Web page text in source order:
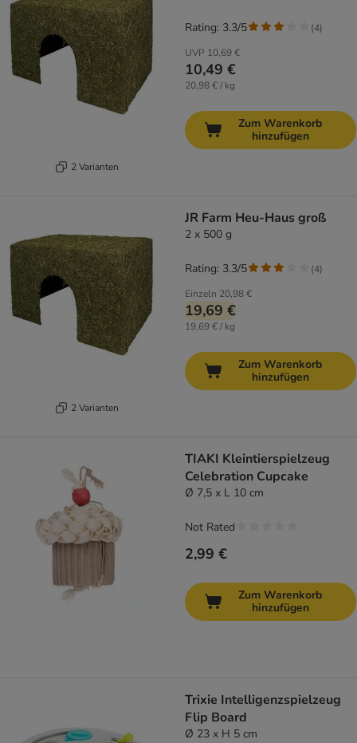
2 Varianten
UVP 10,69 €
10,49 €
20,98 € / kg
Rating: 3.3/5 (4)
Zum Warenkorb
hinzufügen
2 Varianten
JR Farm Heu-Haus groß
2 x 500 g
Einzeln 20,98 €
19,69 €
19,69 € / kg
Rating: 3.3/5 (4)
Zum Warenkorb
hinzufügen
TIAKI Kleintierspielzeug
Celebration Cupcake
Ø 7,5 x L 10 cm
2,99 €
Not Rated
Zum Warenkorb
hinzufügen
Trixie Intelligenzspielzeug
Flip Board
Ø 23 x H 5 cm